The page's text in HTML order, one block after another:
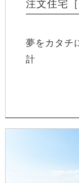
注文住宅［
夢をカタチ
計